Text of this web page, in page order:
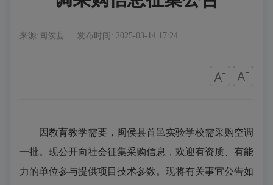
来源:闽侯县 发布时间: 2025-03-14 17:24
因教育教学需要 ， 闽侯县首邑实验学校需采购空调
一批。 现公开向社会征集采购信息，欢迎有资质、有能
力的单位参与提供项目技术参数。现将有关事宜公告如